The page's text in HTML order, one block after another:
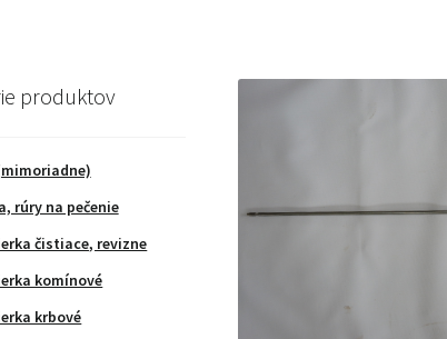
produktov
rúry na pečenie
čistiace, revizne
komínové
krbové